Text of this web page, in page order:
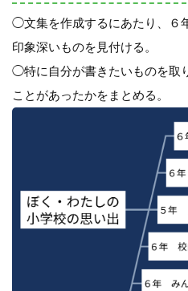
◯文集を作成するにあたり、６
印象深いものを見付ける。
◯特に自分が書きたいものを取
ことがあったかをまとめる。